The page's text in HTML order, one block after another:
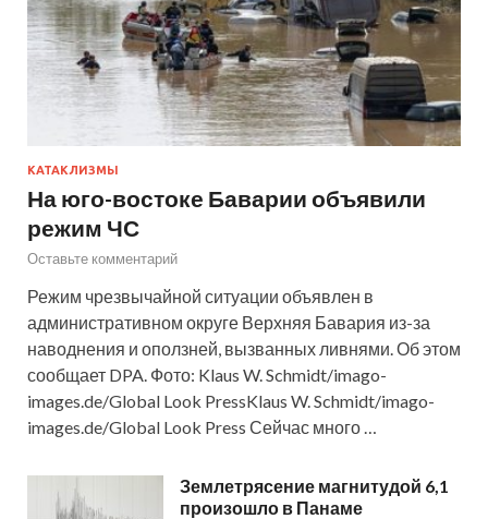
КАТАКЛИЗМЫ
На юго-востоке Баварии объявили
режим ЧС
Оставьте комментарий
Режим чрезвычайной ситуации объявлен в
административном округе Верхняя Бавария из-за
наводнения и оползней, вызванных ливнями. Об этом
сообщает DPA. Фото: Klaus W. Schmidt/imago-
images.de/Global Look PressKlaus W. Schmidt/imago-
images.de/Global Look Press Сейчас много …
Землетрясение магнитудой 6,1
произошло в Панаме